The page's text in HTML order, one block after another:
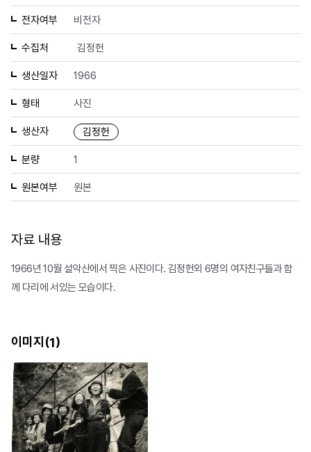
전자여부 비전자
수집처 김정헌
생산일자 1966
형태 사진
생산자 김정헌
분량 1
원본여부 원본
자료 내용
1966년 10월 설악산에서 찍은 사진이다. 김정헌외 6명의 여자친구들과 함
께 다리에 서있는 모습이다.
이미지(1)